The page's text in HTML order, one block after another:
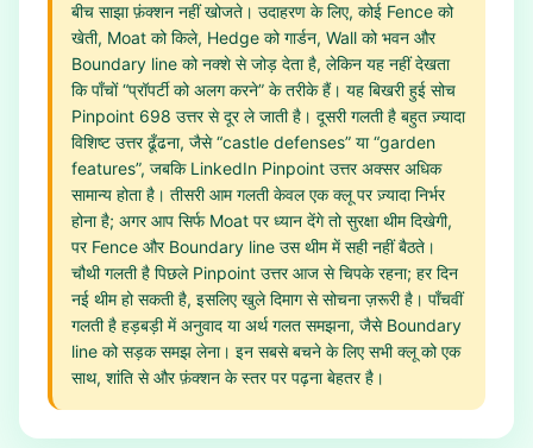
बीच साझा फ़ंक्शन नहीं खोजते। उदाहरण के लिए, कोई Fence को
खेती, Moat को किले, Hedge को गार्डन, Wall को भवन और
Boundary line को नक्शे से जोड़ देता है, लेकिन यह नहीं देखता
कि पाँचों “प्रॉपर्टी को अलग करने” के तरीके हैं। यह बिखरी हुई सोच
Pinpoint 698 उत्तर से दूर ले जाती है। दूसरी गलती है बहुत ज़्यादा
विशिष्ट उत्तर ढूँढना, जैसे “castle defenses” या “garden
features”, जबकि LinkedIn Pinpoint उत्तर अक्सर अधिक
सामान्य होता है। तीसरी आम गलती केवल एक क्लू पर ज़्यादा निर्भर
होना है; अगर आप सिर्फ Moat पर ध्यान देंगे तो सुरक्षा थीम दिखेगी,
पर Fence और Boundary line उस थीम में सही नहीं बैठते।
चौथी गलती है पिछले Pinpoint उत्तर आज से चिपके रहना; हर दिन
नई थीम हो सकती है, इसलिए खुले दिमाग से सोचना ज़रूरी है। पाँचवीं
गलती है हड़बड़ी में अनुवाद या अर्थ गलत समझना, जैसे Boundary
line को सड़क समझ लेना। इन सबसे बचने के लिए सभी क्लू को एक
साथ, शांति से और फ़ंक्शन के स्तर पर पढ़ना बेहतर है।